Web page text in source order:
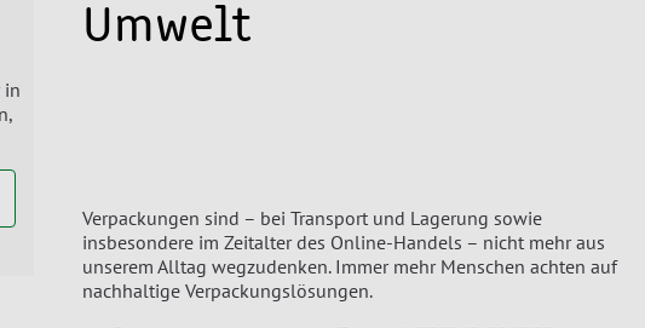
Umwelt
Verpackungen sind – bei Transport und Lagerung sowie
insbesondere im Zeitalter des Online-Handels – nicht mehr aus
unserem Alltag wegzudenken. Immer mehr Menschen achten auf
nachhaltige Verpackungslösungen.
in